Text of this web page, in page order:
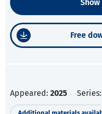
Free
Appeared: 2025 Series: